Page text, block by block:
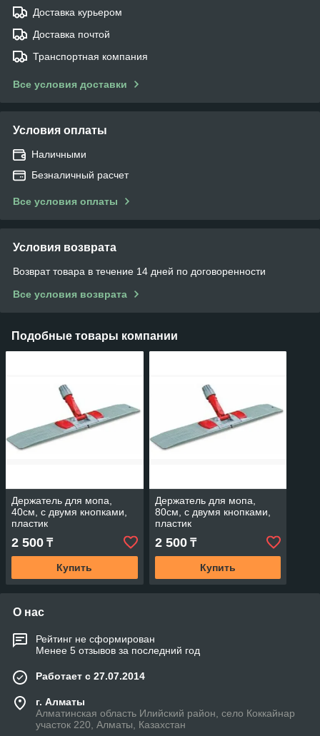
Доставка курьером
Доставка почтой
Транспортная компания
Все условия доставки
Условия оплаты
Наличными
Безналичный расчет
Все условия оплаты
Условия возврата
Возврат товара в течение 14 дней по договоренности
Все условия возврата
Подобные товары компании
Держатель для мопа,
40см, с двумя кнопками,
пластик
2 500 ₸
Купить
Держатель для мопа,
80см, с двумя кнопками,
пластик
2 500₸
Купить
О нас
Рейтинг не сформирован
Менее 5 отзывов за последний год
Работает с 27.07.2014
г. Алматы
Алматинская область Илийский район, село Коккайнар
участок 220, Алматы, Казахстан